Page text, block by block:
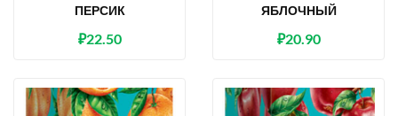
ПЕРСИК
₽22.50
ЯБЛОЧНЫЙ
₽20.90